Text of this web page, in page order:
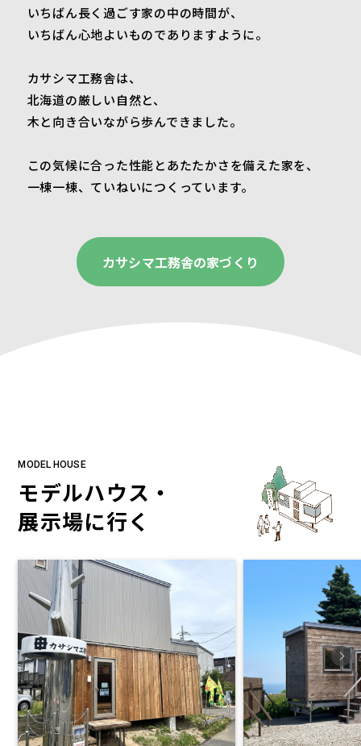
いちばん長く過ごす家の中の時間が、
いちばん心地よいものでありますように。
カサシマ工務舎は、
北海道の厳しい自然と、
木と向き合いながら歩んできました。
この気候に合った性能とあたたかさを備えた家を、
一棟一棟、 ていねいにつくっています。
カサシマ工務舎の家づくり
MODEL HOUSE
モデルハウス・
展示場に行く